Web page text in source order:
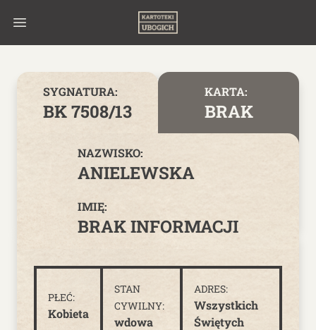
SYGNATURA:
BK 7508/13
KARTA:
BRAK
NAZWISKO:
ANIELEWSKA
IMIĘ:
BRAK INFORMACJI
PŁEĆ:
Kobieta
STAN
CYWILNY:
wdowa
ADRES:
Wszystkich
Świętych